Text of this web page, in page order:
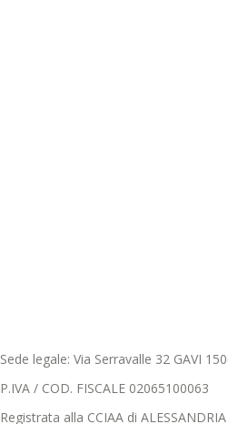
Sede legale: Via Serravalle 32 GAVI
P.IVA / COD. FISCALE 02065100063
Registrata alla CCIAA di